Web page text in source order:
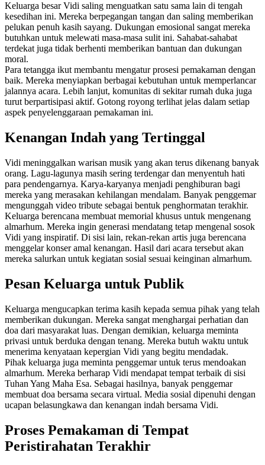
Keluarga besar Vidi saling menguatkan satu sama lain di tengah
kesedihan ini. Mereka berpegangan tangan dan saling memberikan
pelukan penuh kasih sayang. Dukungan emosional sangat mereka
butuhkan untuk melewati masa-masa sulit ini. Sahabat-sahabat
terdekat juga tidak berhenti memberikan bantuan dan dukungan
moral.
Para tetangga ikut membantu mengatur prosesi pemakaman dengan
baik. Mereka menyiapkan berbagai kebutuhan untuk memperlancar
jalannya acara. Lebih lanjut, komunitas di sekitar rumah duka juga
turut berpartisipasi aktif. Gotong royong terlihat jelas dalam setiap
aspek penyelenggaraan pemakaman ini.
Kenangan Indah yang Tertinggal
Vidi meninggalkan warisan musik yang akan terus dikenang banyak
orang. Lagu-lagunya masih sering terdengar dan menyentuh hati
para pendengarnya. Karya-karyanya menjadi penghiburan bagi
mereka yang merasakan kehilangan mendalam. Banyak penggemar
mengunggah video tribute sebagai bentuk penghormatan terakhir.
Keluarga berencana membuat memorial khusus untuk mengenang
almarhum. Mereka ingin generasi mendatang tetap mengenal sosok
Vidi yang inspiratif. Di sisi lain, rekan-rekan artis juga berencana
menggelar konser amal kenangan. Hasil dari acara tersebut akan
mereka salurkan untuk kegiatan sosial sesuai keinginan almarhum.
Pesan Keluarga untuk Publik
Keluarga mengucapkan terima kasih kepada semua pihak yang telah
memberikan dukungan. Mereka sangat menghargai perhatian dan
doa dari masyarakat luas. Dengan demikian, keluarga meminta
privasi untuk berduka dengan tenang. Mereka butuh waktu untuk
menerima kenyataan kepergian Vidi yang begitu mendadak.
Pihak keluarga juga meminta penggemar untuk terus mendoakan
almarhum. Mereka berharap Vidi mendapat tempat terbaik di sisi
Tuhan Yang Maha Esa. Sebagai hasilnya, banyak penggemar
membuat doa bersama secara virtual. Media sosial dipenuhi dengan
ucapan belasungkawa dan kenangan indah bersama Vidi.
Proses Pemakaman di Tempat
Peristirahatan Terakhir